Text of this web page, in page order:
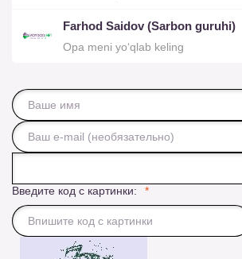
Farhod Saidov (Sarbon guruhi)
Opa meni yo‘qlab keling
Введите код с картинки: